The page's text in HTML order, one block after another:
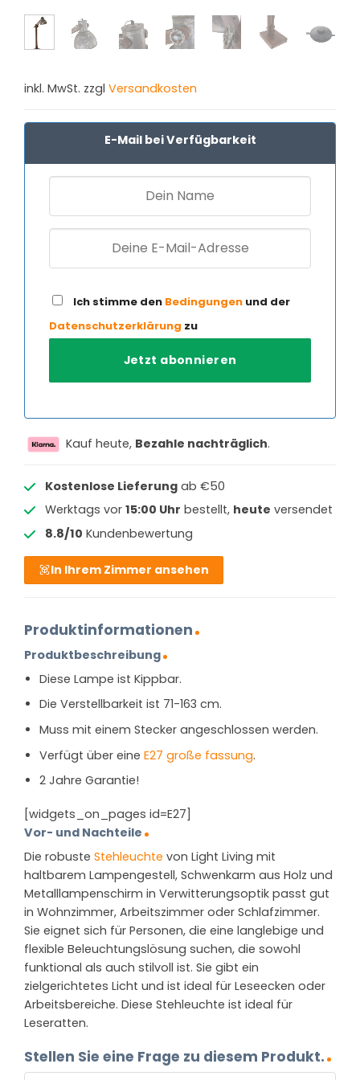
inkl. MwSt. zzgl Versandkosten
E-Mail bei Verfügbarkeit
Ich stimme den Bedingungen und der
Datenschutzerklärung zu
Kauf heute, Bezahle nachträglich.
Kostenlose Lieferungab €50
Werktags vor 15:00 Uhr bestellt, heute versendet
8.8/10 Kundenbewertung
In Ihrem Zimmer ansehen
Produktinformationen
Produktbeschreibung
Diese Lampe ist Kippbar.
Die Verstellbarkeit ist 71-163 cm.
Muss mit einem Stecker angeschlossen werden.
Verfügt über eine E27 große fassung.
2 Jahre Garantie!
[widgets_on_pages id=E27]
Vor- und Nachteile
Die robuste Stehleuchte von Light Living mit
haltbarem Lampengestell, Schwenkarm aus Holz und
Metalllampenschirm in Verwitterungsoptik passt gut
in Wohnzimmer, Arbeitszimmer oder Schlafzimmer.
Sie eignet sich für Personen, die eine langlebige und
flexible Beleuchtungslösung suchen, die sowohl
funktional als auch stilvoll ist. Sie gibt ein
zielgerichtetes Licht und ist ideal für Leseecken oder
Arbeitsbereiche. Diese Stehleuchte ist ideal für
Leseratten.
Stellen Sie eine Frage zu diesem Produkt.